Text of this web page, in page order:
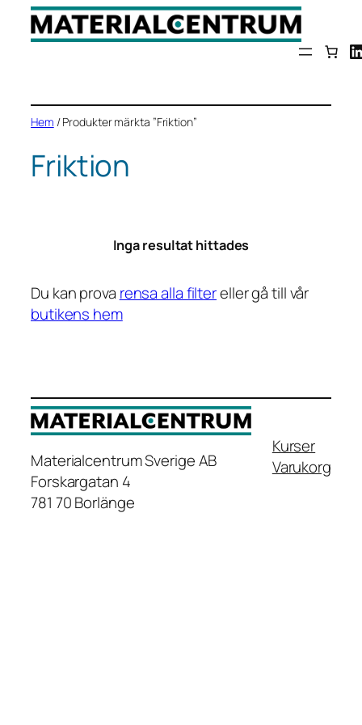
Hoppa
Hem / Produkter märkta ”Friktion”
Friktion
Inga resultat hittades
Du kan prova rensa alla filtereller gå till vår
butikens hem
Materialcentrum Sverige AB
Forskargatan 4
781 70 Borlänge
Kurser
Varukorg